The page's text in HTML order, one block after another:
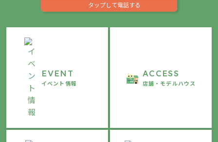
タップして電話する
EVENT
イベント情報
ACCESS
店舗・モデルハウス